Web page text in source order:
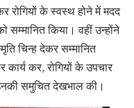
रोगियों के स्वस्थ होने में मदद
सम्मानित किया। वहीं उन्होंने
चिन्ह देकर सम्मानित
कार्य कर, रोगियों के उपचार
समुचित देखभाल की।